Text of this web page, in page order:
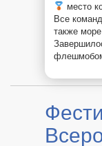
место
Все
также